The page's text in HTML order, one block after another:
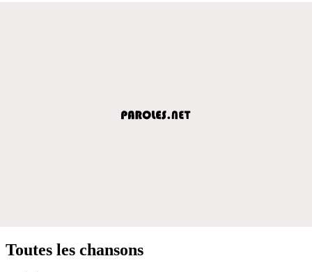
Toutes les chansons